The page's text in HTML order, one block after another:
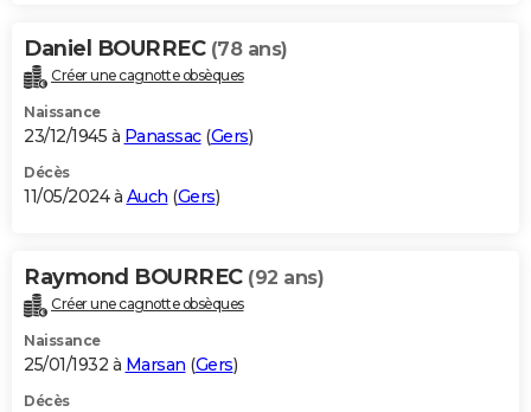
Daniel BOURREC (78 ans)
Créer une cagnotte obsèques
Naissance
23/12/1945 à Panassac(Gers)
Décès
11/05/2024 à Auch (Gers)
Raymond BOURREC (92 ans)
Créer une cagnotte obsèques
Naissance
25/01/1932 à Marsan (Gers)
Décès